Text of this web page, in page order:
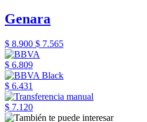
Genara
$ 8.900 $ 7.565
$ 6.809
$ 6.431
$ 7.120